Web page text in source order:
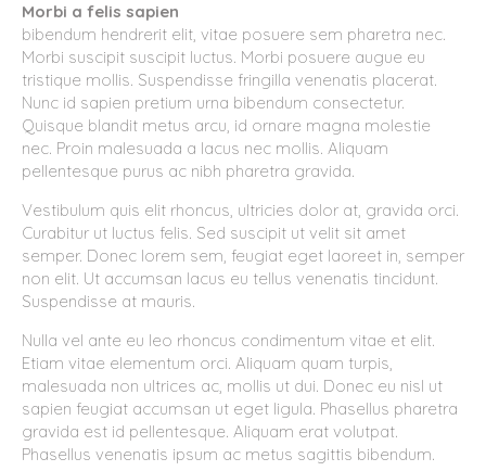
Morbi a felis sapien
bibendum hendrerit elit, vitae posuere sem pharetra nec.
Morbi suscipit suscipit luctus. Morbi posuere augue eu
tristique mollis. Suspendisse fringilla venenatis placerat.
Nunc id sapien pretium urna bibendum consectetur.
Quisque blandit metus arcu, id ornare magna molestie
nec. Proin malesuada a lacus nec mollis. Aliquam
pellentesque purus ac nibh pharetra gravida.
Vestibulum quis elit rhoncus, ultricies dolor at, gravida orci.
Curabitur ut luctus felis. Sed suscipit ut velit sit amet
semper. Donec lorem sem, feugiat eget laoreet in, semper
non elit. Ut accumsan lacus eu tellus venenatis tincidunt.
Suspendisse at mauris.
Nulla vel ante eu leo rhoncus condimentum vitae et elit.
Etiam vitae elementum orci. Aliquam quam turpis,
malesuada non ultrices ac, mollis ut dui. Donec eu nisl ut
sapien feugiat accumsan ut eget ligula. Phasellus pharetra
gravida est id pellentesque. Aliquam erat volutpat.
Phasellus venenatis ipsum ac metus sagittis bibendum.